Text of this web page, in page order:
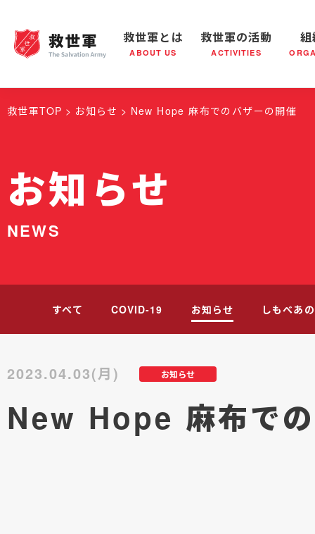
救世軍とは
ABOUT US
救世軍とは 世界が抱えている社会問題 救世軍
救世軍の活動
ACTIVITIES
救世軍の活動 社会鍋
組織概要
救世軍TOP お知らせ New Hope 麻布でのバザーの開催
お知らせ
NEWS
すべて COVID-19 お知らせ しもべあ
お知らせ
2023.04.03(月)
New Hope 麻布で